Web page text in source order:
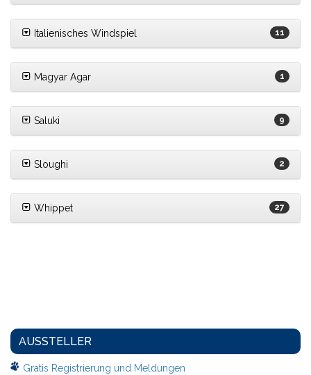
Italienisches Windspiel 11
Magyar Agar 1
Saluki 9
Sloughi 2
Whippet 27
AUSSTELLER
Gratis Registrierung und Meldungen